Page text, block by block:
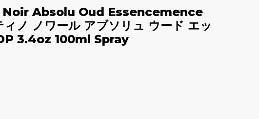
Absolu Oud Essencemence
ノ ノワール アブソリュ ウード エッ
3.4oz 100ml Spray